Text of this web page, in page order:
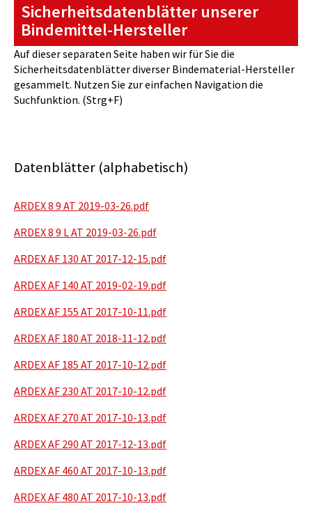
Sicherheitsdatenblätter unserer
Bindemittel-Hersteller
Auf dieser separaten Seite haben wir für Sie die
Sicherheitsdatenblätter diverser Bindematerial-Hersteller
gesammelt. Nutzen Sie zur einfachen Navigation die
Suchfunktion. (Strg+F)
Datenblätter (alphabetisch)
ARDEX 8 9 AT 2019-03-26.pdf
ARDEX 8 9 L AT 2019-03-26.pdf
ARDEX AF 130 AT 2017-12-15.pdf
ARDEX AF 140 AT 2019-02-19.pdf
ARDEX AF 155 AT 2017-10-11.pdf
ARDEX AF 180 AT 2018-11-12.pdf
ARDEX AF 185 AT 2017-10-12.pdf
ARDEX AF 230 AT 2017-10-12.pdf
ARDEX AF 270 AT 2017-10-13.pdf
ARDEX AF 290 AT 2017-12-13.pdf
ARDEX AF 460 AT 2017-10-13.pdf
ARDEX AF 480 AT 2017-10-13.pdf